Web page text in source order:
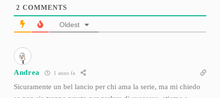
2 COMMENTS
Oldest
Andrea 1 anno fa
Sicuramente un bel lancio per chi ama la serie, ma mi chiedo